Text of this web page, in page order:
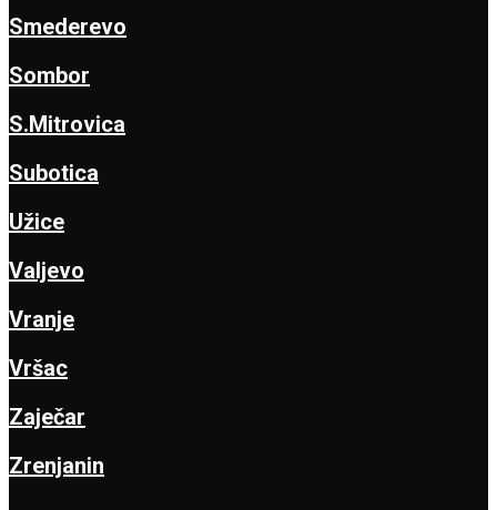
Smederevo
Sombor
S.Mitrovica
Subotica
Užice
Valjevo
Vranje
Vršac
Zaječar
Zrenjanin